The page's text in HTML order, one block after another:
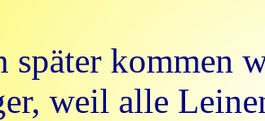
später kommen
weil alle